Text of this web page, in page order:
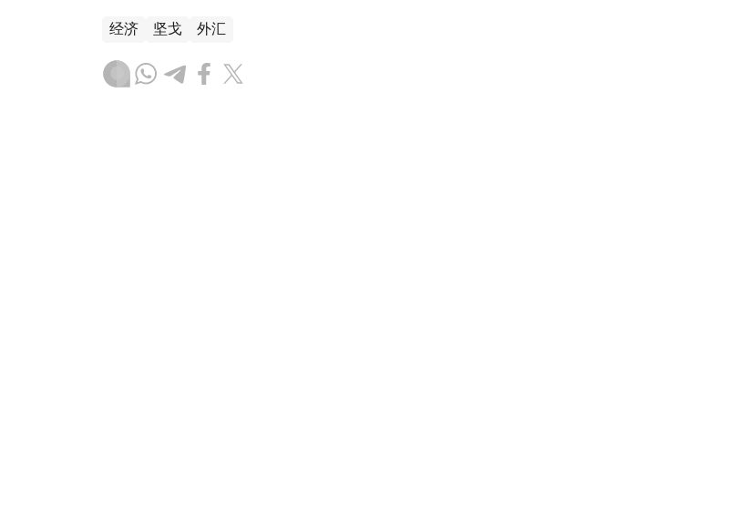
经济 坚戈 外汇